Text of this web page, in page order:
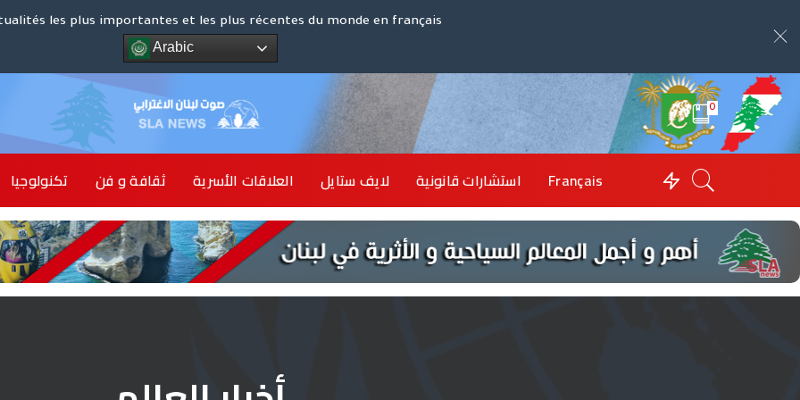
les plus importantes et les plus récentes du monde en français
Arabic
0
تكنولوجيا ثقافة و فن العلاقات الأسرية لايف ستايل استشارات قانونية Français
كوت